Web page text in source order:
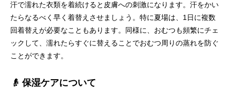
汗で濡れた衣類を着続けると皮膚への刺激になります。汗をかい
たらなるべく早く着替えさせましょう。特に夏場は、1日に複数
回着替えが必要なこともあります。同様に、おむつも頻繁にチェ
ックして、濡れたらすぐに替えることでおむつ周りの蒸れを防ぐ
ことができます。
👴 保湿ケアについて